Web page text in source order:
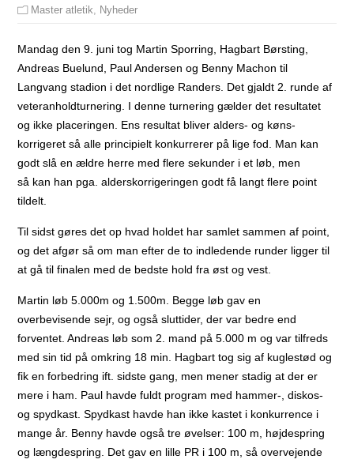
Master atletik Nyheder
Mandag den 9. juni tog Martin Sporring, Hagbart Børsting,
Andreas Buelund, Paul Andersen og Benny Machon til
Langvang stadion i det nordlige Randers. Det gjaldt 2. runde af
veteranholdturnering. I denne turnering gælder det resultatet
og ikke placeringen. Ens resultat bliver alders- og køns-
korrigeret så alle principielt konkurrerer på lige fod. Man kan
godt slå en ældre herre med flere sekunder i et løb, men
så kan han pga. alderskorrigeringen godt få langt flere point
tildelt.
Til sidst gøres det op hvad holdet har samlet sammen af point,
og det afgør så om man efter de to indledende runder ligger til
at gå til finalen med de bedste hold fra øst og vest.
Martin løb 5.000m og 1.500m. Begge løb gav en
overbevisende sejr, og også sluttider, der var bedre end
forventet. Andreas løb som 2. mand på 5.000 m og var tilfreds
med sin tid på omkring 18 min. Hagbart tog sig af kuglestød og
fik en forbedring ift. sidste gang, men mener stadig at der er
mere i ham. Paul havde fuldt program med hammer-, diskos-
og spydkast. Spydkast havde han ikke kastet i konkurrence i
mange år. Benny havde også tre øvelser: 100 m, højdespring
og længdespring. Det gav en lille PR i 100 m, så overvejende